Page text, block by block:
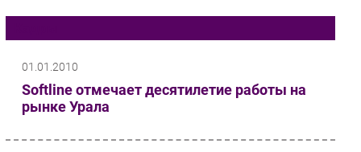
Импорто­замещение
Автоматизация Промышленности
Интернет
Мобильная связь
01.01.2010
Softline отмечает десятилетие работы на
рынке Урала